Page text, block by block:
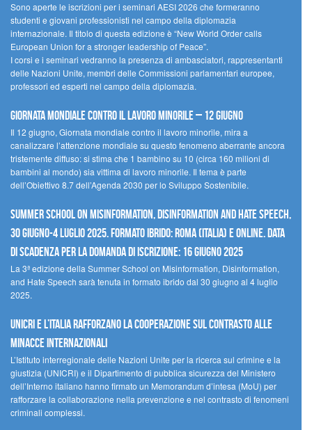
Sono aperte le iscrizioni per i seminari AESI 2026 che formeranno
studenti e giovani professionisti nel campo della diplomazia
internazionale. Il titolo di questa edizione è “New World Order calls
European Union for a stronger leadership of Peace”.
I corsi e i seminari vedranno la presenza di ambasciatori, rappresentanti
delle Nazioni Unite, membri delle Commissioni parlamentari europee,
professori ed esperti nel campo della diplomazia.
Giornata mondiale contro il lavoro minorile – 12 giugno
Il 12 giugno, Giornata mondiale contro il lavoro minorile, mira a
canalizzare l’attenzione mondiale su questo fenomeno aberrante ancora
tristemente diffuso: si stima che 1 bambino su 10 (circa 160 milioni di
bambini al mondo) sia vittima di lavoro minorile. Il tema è parte
dell’Obiettivo 8.7 dell’Agenda 2030 per lo Sviluppo Sostenibile.
Summer School on Misinformation, Disinformation and Hate Speech,
30 giugno-4 luglio 2025. Formato ibrido: Roma (Italia) e online. Data
di scadenza per la domanda di iscrizione: 16 giugno 2025
La 3ª edizione della Summer School on Misinformation, Disinformation,
and Hate Speech sarà tenuta in formato ibrido dal 30 giugno al 4 luglio
2025.
UNICRI e l’Italia rafforzano la cooperazione sul contrasto alle
minacce internazionali
L’Istituto interregionale delle Nazioni Unite per la ricerca sul crimine e la
giustizia (UNICRI) e il Dipartimento di pubblica sicurezza del Ministero
dell’Interno italiano hanno firmato un Memorandum d’intesa (MoU) per
rafforzare la collaborazione nella prevenzione e nel contrasto di fenomeni
criminali complessi.